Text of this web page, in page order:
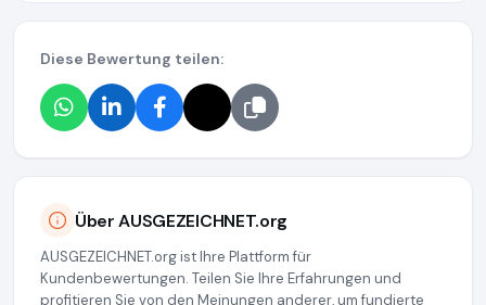
Diese Bewertung teilen:
Über AUSGEZEICHNET.org
AUSGEZEICHNET.org ist Ihre Plattform für
Kundenbewertungen. Teilen Sie Ihre Erfahrungen und
profitieren Sie von den Meinungen anderer, um fundierte